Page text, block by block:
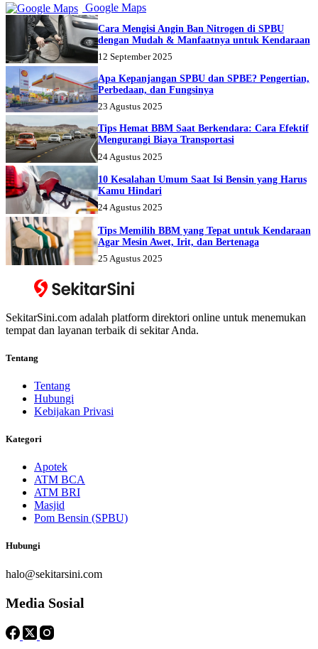
Google Maps
Cara Mengisi Angin Ban Nitrogen di SPBU
dengan Mudah & Manfaatnya untuk Kendaraan
12 September 2025
Apa Kepanjangan SPBU dan SPBE? Pengertian,
Perbedaan, dan Fungsinya
23 Agustus 2025
Tips Hemat BBM Saat Berkendara: Cara Efektif
Mengurangi Biaya Transportasi
24 Agustus 2025
10 Kesalahan Umum Saat Isi Bensin yang Harus
Kamu Hindari
24 Agustus 2025
Tips Memilih BBM yang Tepat untuk Kendaraan
Agar Mesin Awet, Irit, dan Bertenaga
25 Agustus 2025
SekitarSini.com adalah platform direktori online untuk menemukan
tempat dan layanan terbaik di sekitar Anda.
Tentang
Tentang
Hubungi
Kebijakan Privasi
Kategori
Apotek
ATM BCA
ATM BRI
Masjid
Pom Bensin (SPBU)
Hubungi
halo@sekitarsini.com
Media Sosial